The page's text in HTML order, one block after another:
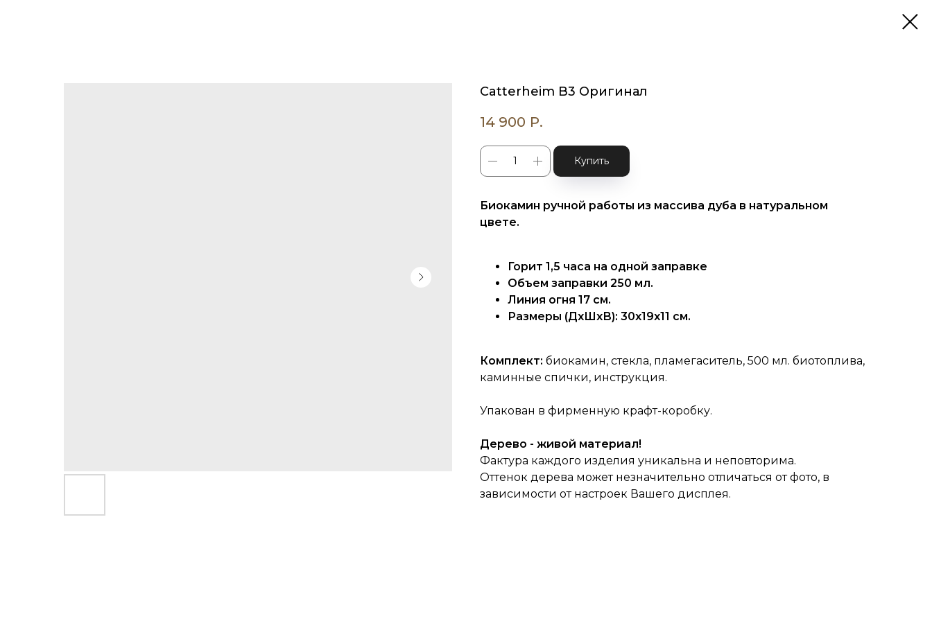
Catterheim B3 Оригинал
14 900 Р.
Купить
Биокамин ручной работы из массива дуба в натуральном
цвете.
Горит 1,5 часа на одной заправке
Объем заправки 250 мл.
Линия огня 17 см.
Размеры (ДхШхВ): 30х19х11 см.
Комплект: биокамин, стекла, пламегаситель, 500 мл. биотоплива,
каминные спички, инструкция.
Упакован в фирменную крафт-коробку.
Дерево - живой материал!
Фактура каждого изделия уникальна и неповторима.
Оттенок дерева может незначительно отличаться от фото, в
зависимости от настроек Вашего дисплея.